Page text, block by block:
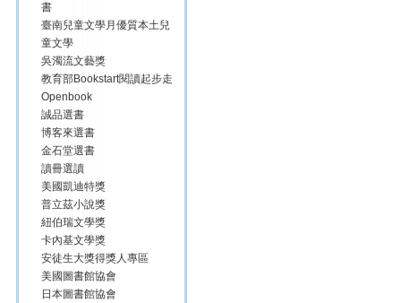
書
臺南兒童文學月優質本土兒
童文學
吳濁流文藝獎
教育部Bookstart閱讀起步走
Openbook
誠品選書
博客來選書
金石堂選書
讀冊選讀
美國凱迪特獎
普立茲小說獎
紐伯瑞文學獎
卡內基文學獎
安徒生大獎得獎人專區
美國圖書館協會
日本圖書館協會